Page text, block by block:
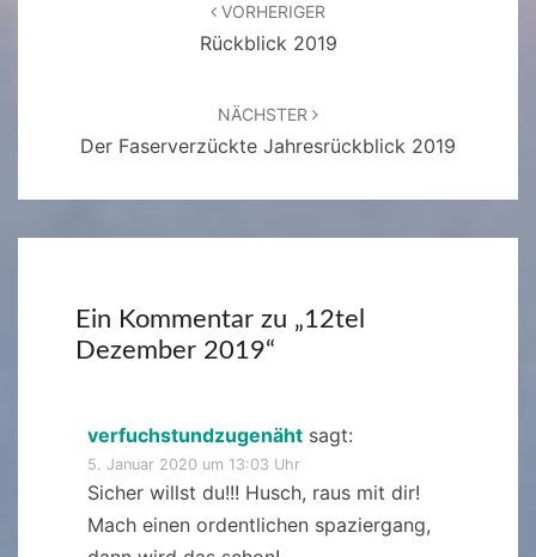
VORHERIGER
Rückblick 2019
NÄCHSTER
Der Faserverzückte Jahresrückblick 2019
Ein Kommentar zu „12tel
Dezember 2019“
verfuchstundzugenäht sagt:
5. Januar 2020 um 13:03 Uhr
Sicher willst du!!! Husch, raus mit dir!
Mach einen ordentlichen spaziergang,